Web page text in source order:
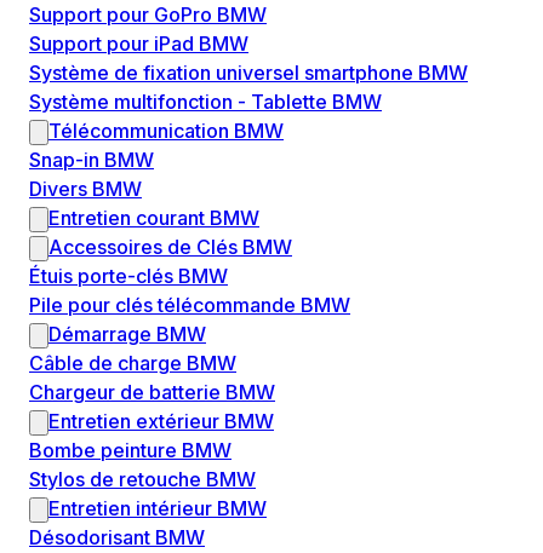
Support pour GoPro BMW
Support pour iPad BMW
Système de fixation universel smartphone BMW
Système multifonction - Tablette BMW
Télécommunication BMW
Snap-in BMW
Divers BMW
Entretien courant BMW
Accessoires de Clés BMW
Étuis porte-clés BMW
Pile pour clés télécommande BMW
Démarrage BMW
Câble de charge BMW
Chargeur de batterie BMW
Entretien extérieur BMW
Bombe peinture BMW
Stylos de retouche BMW
Entretien intérieur BMW
Désodorisant BMW